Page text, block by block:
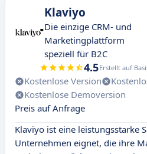
Klaviyo
Die einzige CRM- und
Marketingplattform
speziell für B2C
4.5Erstellt auf
Kostenlose Version
Kostenlose Demoversion
Preis auf Anfrage
Klaviyo ist eine leistungsstarke
Unternehmen eignet, die ihre